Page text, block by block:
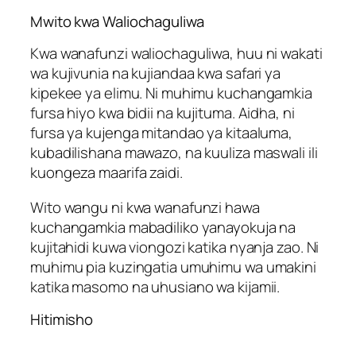
Mwito kwa Waliochaguliwa
Kwa wanafunzi waliochaguliwa, huu ni wakati
wa kujivunia na kujiandaa kwa safari ya
kipekee ya elimu. Ni muhimu kuchangamkia
fursa hiyo kwa bidii na kujituma. Aidha, ni
fursa ya kujenga mitandao ya kitaaluma,
kubadilishana mawazo, na kuuliza maswali ili
kuongeza maarifa zaidi.
Wito wangu ni kwa wanafunzi hawa
kuchangamkia mabadiliko yanayokuja na
kujitahidi kuwa viongozi katika nyanja zao. Ni
muhimu pia kuzingatia umuhimu wa umakini
katika masomo na uhusiano wa kijamii.
Hitimisho